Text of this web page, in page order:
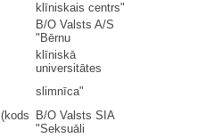
klīniskais centrs"
B/O Valsts A/S
"Bērnu
klīniskā
universitātes
slimnīca"
B/O Valsts SIA
"Seksuāli